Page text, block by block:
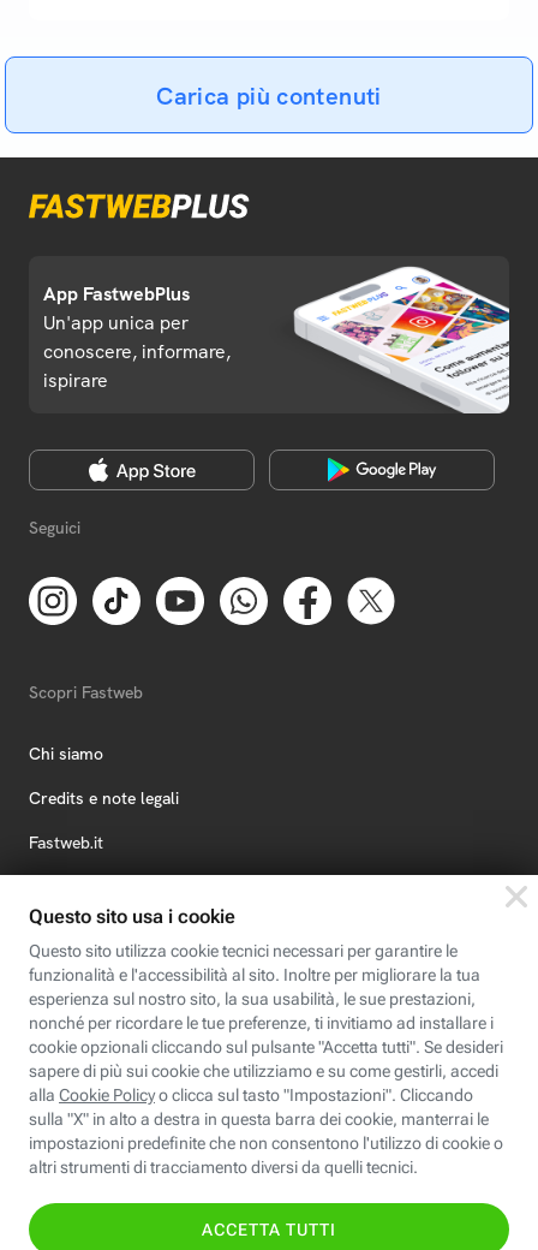
Carica più contenuti
App FastwebPlus
Un'app unica per
conoscere, informare,
ispirare
Seguici
Scopri Fastweb
Chi siamo
Credits e note legali
Fastweb.it
Fastweb Digital Academy
STEP FuturAbility District
Insieme, siamo futuro
© Fastweb SpA 2026 - P.IVA 12878470157